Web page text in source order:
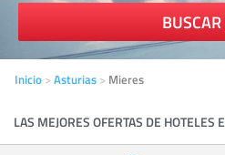
BUSCAR
Inicio Asturias Mieres
LAS MEJORES OFERTAS DE HOTELES